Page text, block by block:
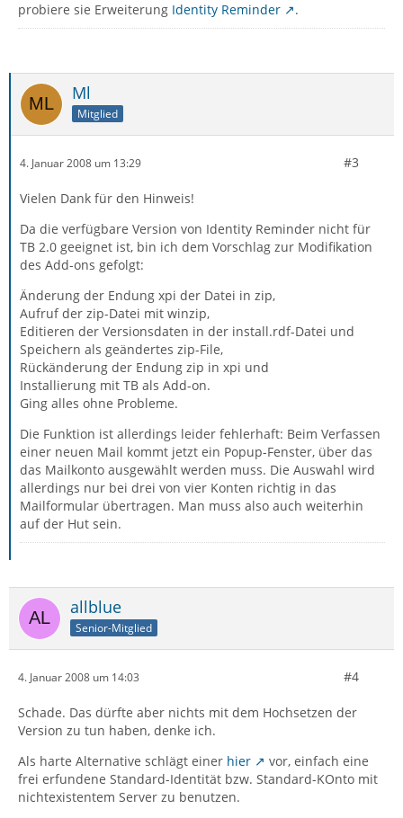
probiere sie Erweiterung Identity Reminder .
Ml
Mitglied
4. Januar 2008 um 13:29 #3
Vielen Dank für den Hinweis!
Da die verfügbare Version von Identity Reminder nicht für
TB 2.0 geeignet ist, bin ich dem Vorschlag zur Modifikation
des Add-ons gefolgt:
Änderung der Endung xpi der Datei in zip,
Aufruf der zip-Datei mit winzip,
Editieren der Versionsdaten in der install.rdf-Datei und
Speichern als geändertes zip-File,
Rückänderung der Endung zip in xpi und
Installierung mit TB als Add-on.
Ging alles ohne Probleme.
Die Funktion ist allerdings leider fehlerhaft: Beim Verfassen
einer neuen Mail kommt jetzt ein Popup-Fenster, über das
das Mailkonto ausgewählt werden muss. Die Auswahl wird
allerdings nur bei drei von vier Konten richtig in das
Mailformular übertragen. Man muss also auch weiterhin
auf der Hut sein.
allblue
Senior-Mitglied
4. Januar 2008 um 14:03 #4
Schade. Das dürfte aber nichts mit dem Hochsetzen der
Version zu tun haben, denke ich.
Als harte Alternative schlägt einer hier
vor, einfach eine
frei erfundene Standard-Identität bzw. Standard-KOnto mit
nichtexistentem Server zu benutzen.